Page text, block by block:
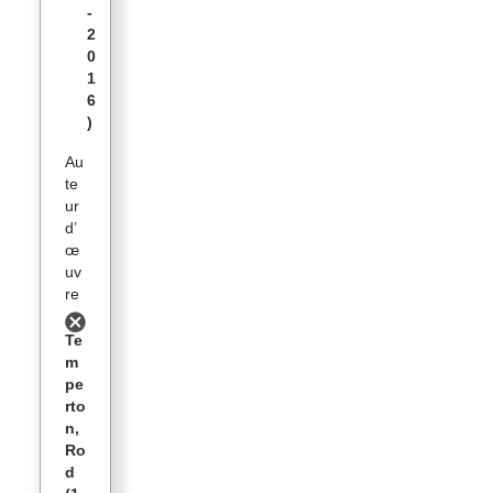
-
2
0
1
6
)
Au
te
ur
d’
œ
uv
re
Te
m
pe
rto
n,
Ro
d